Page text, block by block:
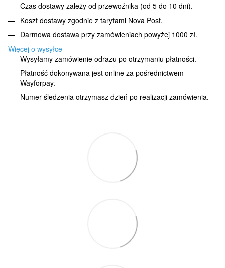
Czas dostawy zależy od przewoźnika (od 5 do 10 dni).
Koszt dostawy zgodnie z taryfami Nova Post.
Darmowa dostawa przy zamówieniach powyżej 1000 zł.
Więcej o wysyłce
Wysyłamy zamówienie odrazu po otrzymaniu płatności.
Płatność dokonywana jest online za pośrednictwem
Wayforpay.
Numer śledzenia otrzymasz dzień po realizacji zamówienia.